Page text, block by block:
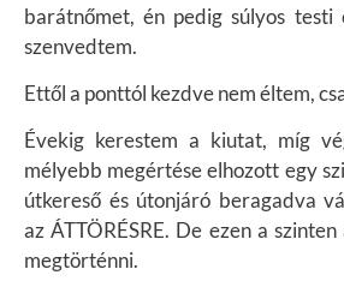
barátnőmet, én pedig súlyos testi
szenvedtem.
Ettől a ponttól kezdve nem éltem,
Évekig kerestem a kiutat, míg
mélyebb megértése elhozott egy
útkereső és útonjáró beragadva
az ÁTTÖRÉSRE. De ezen a
megtörténni.